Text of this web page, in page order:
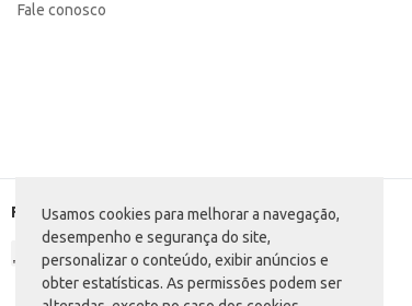
Usamos cookies para melhorar a navegação,
desempenho e segurança do site,
personalizar o conteúdo, exibir anúncios e
obter estatísticas. As permissões podem ser
Fale conosco
Formas de pagamento